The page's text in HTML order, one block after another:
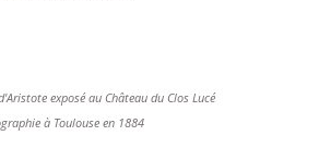
exposé au Château du Clos Lucé
à Toulouse en 1884